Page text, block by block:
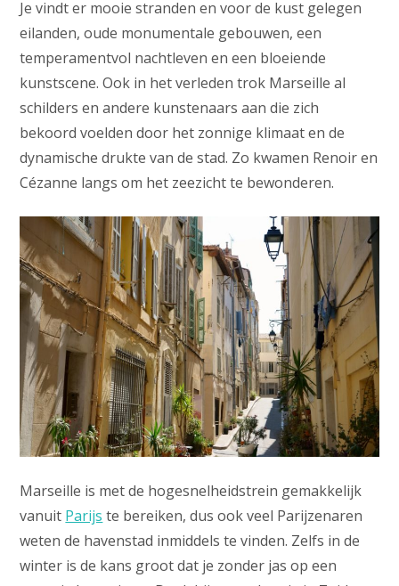
Je vindt er mooie stranden en voor de kust gelegen
eilanden, oude monumentale gebouwen, een
temperamentvol nachtleven en een bloeiende
kunstscene. Ook in het verleden trok Marseille al
schilders en andere kunstenaars aan die zich
bekoord voelden door het zonnige klimaat en de
dynamische drukte van de stad. Zo kwamen Renoir en
Cézanne langs om het zeezicht te bewonderen.
Marseille is met de hogesnelheidstrein gemakkelijk
vanuit Parijs te bereiken, dus ook veel Parijzenaren
weten de havenstad inmiddels te vinden. Zelfs in de
winter is de kans groot dat je zonder jas op een